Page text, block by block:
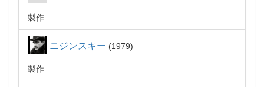
製作
ニジンスキー 1979
製作